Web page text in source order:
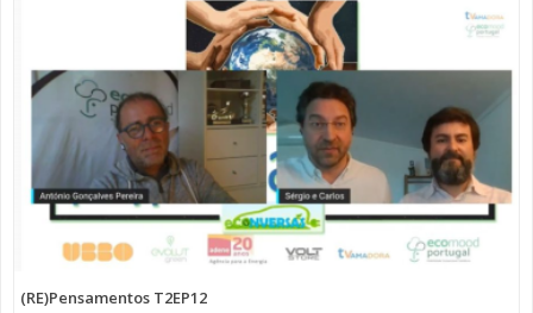
(RE)Pensamentos T2EP12